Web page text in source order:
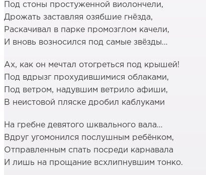
Под стоны простуженной виолончели,
Дрожать заставляя озябшие гнёзда,
Раскачивал в парке промозглом качели,
И вновь возносился под самые звёзды…
Ах, как он мечтал отогреться под крышей!
Под вдрызг прохудившимися облаками,
Под ветром, надувшим ветрило афиши,
В неистовой пляске дробил каблуками
На гребне девятого шквального вала…
Вдруг угомонился послушным ребёнком,
Отправленным спать посреди карнавала
И лишь на прощание всхлипнувшим тонко.